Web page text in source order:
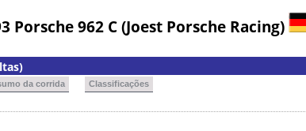
Porsche 962 C (Joest Porsche Racing)
da corrida Classificações